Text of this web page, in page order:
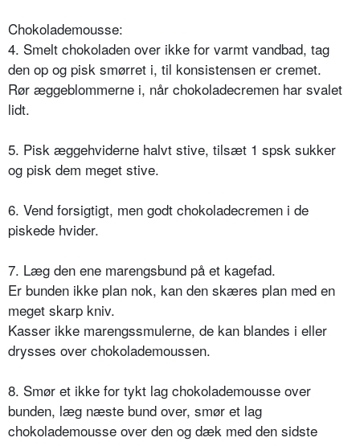
Chokolademousse:
4. Smelt chokoladen over ikke for varmt vandbad, tag
den op og pisk smørret i, til konsistensen er cremet.
Rør æggeblommerne i, når chokoladecremen har svalet
lidt.
5. Pisk æggehviderne halvt stive, tilsæt 1 spsk sukker
og pisk dem meget stive.
6. Vend forsigtigt, men godt chokoladecremen i de
piskede hvider.
7. Læg den ene marengsbund på et kagefad.
Er bunden ikke plan nok, kan den skæres plan med en
meget skarp kniv.
Kasser ikke marengssmulerne, de kan blandes i eller
drysses over chokolademoussen.
8. Smør et ikke for tykt lag chokolademousse over
bunden, læg næste bund over, smør et lag
chokolademousse over den og dæk med den sidste